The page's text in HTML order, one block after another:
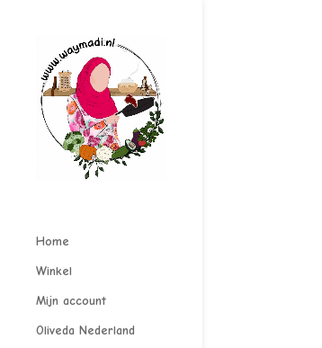
Home
Winkel
Mijn account
Oliveda Nederland